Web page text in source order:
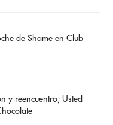
de Shame en Club
y reencuentro; Usted